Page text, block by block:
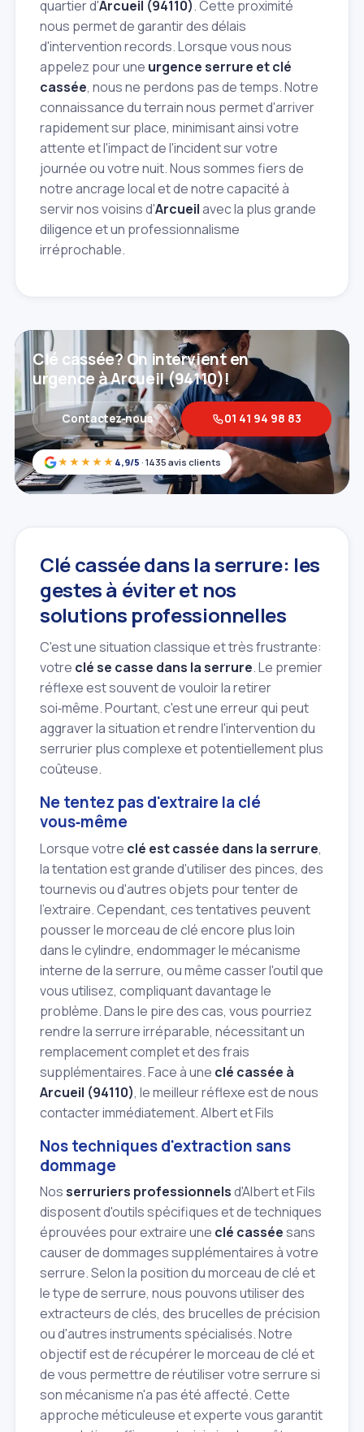
quartier d'Arcueil (94110). Cette proximité
nous permet de garantir des délais
d'intervention records. Lorsque vous nous
appelez pour une urgence serrure et clé
cassée, nous ne perdons pas de temps. Notre
connaissance du terrain nous permet d'arriver
rapidement sur place, minimisant ainsi votre
attente et l'impact de l'incident sur votre
journée ou votre nuit. Nous sommes fiers de
notre ancrage local et de notre capacité à
servir nos voisins d'Arcueilavec la plus grande
diligence et un professionnalisme
irréprochable.
★★★★★ 4,9/5 · 1435 avis clients
Clé cassée? On intervient en
urgence à Arcueil (94110)!
Contactez‑nous 01 41 94 98 83
Clé cassée dans la serrure: les
gestes à éviter et nos
solutions professionnelles
C'est une situation classique et très frustrante:
votre clé se casse dans la serrure. Le premier
réflexe est souvent de vouloir la retirer
soi‑même. Pourtant, c'est une erreur qui peut
aggraver la situation et rendre l'intervention du
serrurier plus complexe et potentiellement plus
coûteuse.
Ne tentez pas d'extraire la clé
vous‑même
Lorsque votre clé est cassée dans la serrure,
la tentation est grande d'utiliser des pinces, des
tournevis ou d'autres objets pour tenter de
l'extraire. Cependant, ces tentatives peuvent
pousser le morceau de clé encore plus loin
dans le cylindre, endommager le mécanisme
interne de la serrure, ou même casser l'outil que
vous utilisez, compliquant davantage le
problème. Dans le pire des cas, vous pourriez
rendre la serrure irréparable, nécessitant un
remplacement complet et des frais
supplémentaires. Face à une clé cassée à
Arcueil (94110), le meilleur réflexe est de nous
contacter immédiatement. Albert et Fils
Nos techniques d'extraction sans
dommage
Nosserruriers professionnelsd'Albert et Fils
disposent d'outils spécifiques et de techniques
éprouvées pour extraire une clé casséesans
causer de dommages supplémentaires à votre
serrure. Selon la position du morceau de clé et
le type de serrure, nous pouvons utiliser des
extracteurs de clés, des brucelles de précision
ou d'autres instruments spécialisés. Notre
objectif est de récupérer le morceau de clé et
de vous permettre de réutiliser votre serrure si
son mécanisme n'a pas été affecté. Cette
approche méticuleuse et experte vous garantit